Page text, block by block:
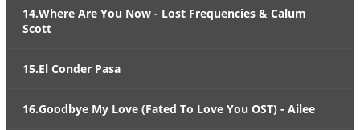
14.Where Are You Now - Lost Frequencies & Calum
Scott
15.El Conder Pasa
16.Goodbye My Love (Fated To Love You OST) - Ailee